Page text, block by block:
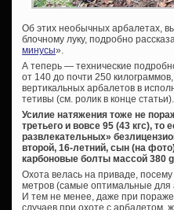
Об этих необычных арбалетах,
блочному луку, подробно
минусы».
А теперь — технические
от 140 до почти 250
вертикальных арбалетов в
тетивы (см. ролик в конце статьи).
Усилие натяжения тоже не
третьего и вовсе 95 (43 кгс), то
развлекательных»
второй, 16-летний, сын (на
карбоновые болты массой 380
Охота велась на приваде,
метров (самые оптимальные для
И тем не менее, даже при
случаев при охоте с арбалетом,